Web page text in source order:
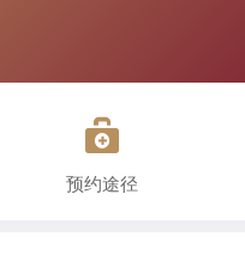

预约途径